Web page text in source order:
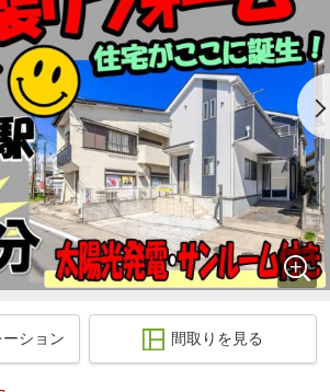
リアが、大和市・藤沢市であれば
ターネットや広告にも掲載されて
介させて頂きます。
客様には専用駐車場がございま
ださい。(店舗前、2台分あります)
ビス
いお客様、お子様がまだ小さいお
物件をご見学できる無料送迎サー
おります。
ご自宅やお客様のご指定場所まで
で、お気軽にお申し付けください
ション 間取りを見る